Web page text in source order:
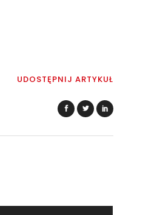
UDOSTĘPNIJ ARTYKUŁ